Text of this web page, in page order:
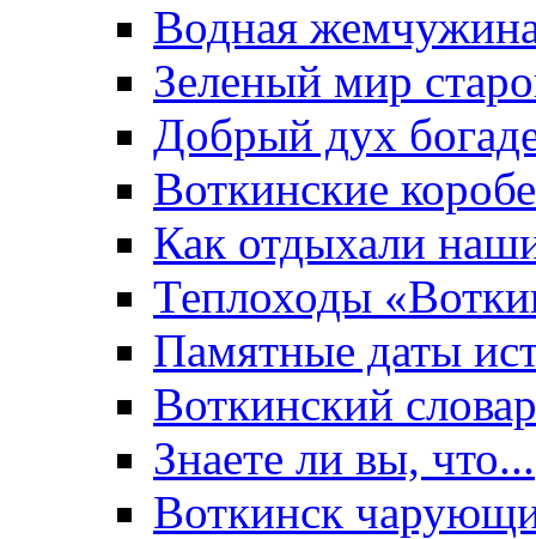
Водная
Зеленый мир
Добрый дух
Воткинские
Как отдыхали
Теплоходы
Памятные даты
Воткинский
Знаете ли вы, что...
Воткинск